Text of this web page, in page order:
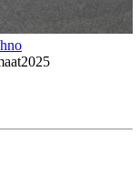
2025